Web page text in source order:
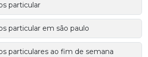
particular
particular em são paulo
particulares ao fim de semana